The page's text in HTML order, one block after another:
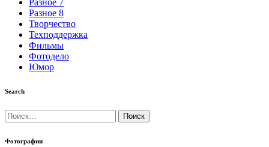
Разное 8
Творчество
Техподдержка
Фильмы
Фотодело
Юмор
Search
Найти:
Фотографии